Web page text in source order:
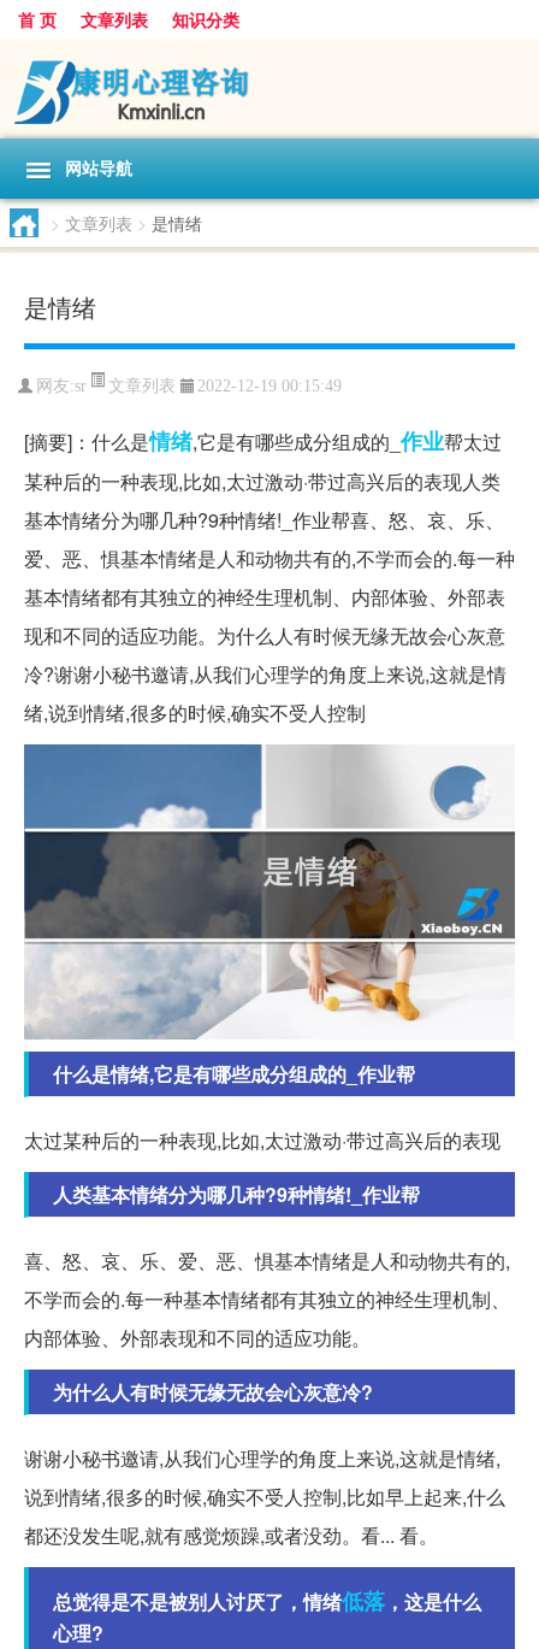
首 页 文章列表 知识分类
网站导航
> 文章列表 > 是情绪
是情绪
网友:sr 文章列表 2022-12-19 00:15:49
[摘要]：什么是情绪,它是有哪些成分组成的_作业帮太过
某种后的一种表现,比如,太过激动·带过高兴后的表现人类
基本情绪分为哪几种?9种情绪!_作业帮喜、怒、哀、乐、
爱、恶、惧基本情绪是人和动物共有的,不学而会的.每一种
基本情绪都有其独立的神经生理机制、内部体验、外部表
现和不同的适应功能。为什么人有时候无缘无故会心灰意
冷?谢谢小秘书邀请,从我们心理学的角度上来说,这就是情
绪,说到情绪,很多的时候,确实不受人控制
什么是情绪,它是有哪些成分组成的_作业帮
太过某种后的一种表现,比如,太过激动·带过高兴后的表现
人类基本情绪分为哪几种?9种情绪!_作业帮
喜、怒、哀、乐、爱、恶、惧基本情绪是人和动物共有的,
不学而会的.每一种基本情绪都有其独立的神经生理机制、
内部体验、外部表现和不同的适应功能。
为什么人有时候无缘无故会心灰意冷?
谢谢小秘书邀请,从我们心理学的角度上来说,这就是情绪,
说到情绪,很多的时候,确实不受人控制,比如早上起来,什么
都还没发生呢,就有感觉烦躁,或者没劲。看... 看。
总觉得是不是被别人讨厌了，情绪低落 ，这是什么
心理?